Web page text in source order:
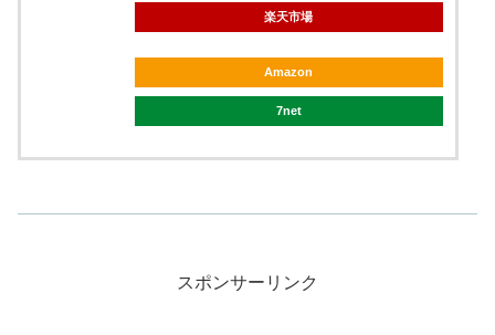
楽天市場
Amazon
7net
スポンサーリンク